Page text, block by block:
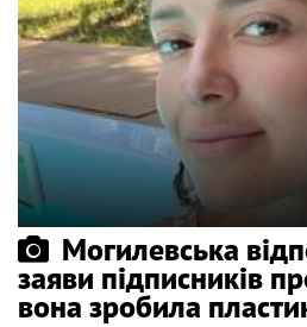
Могилевська
заяви підписників
вона зробила